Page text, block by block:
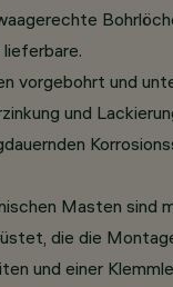
vorgebohrt und
und
Masten sind
die die
und einer